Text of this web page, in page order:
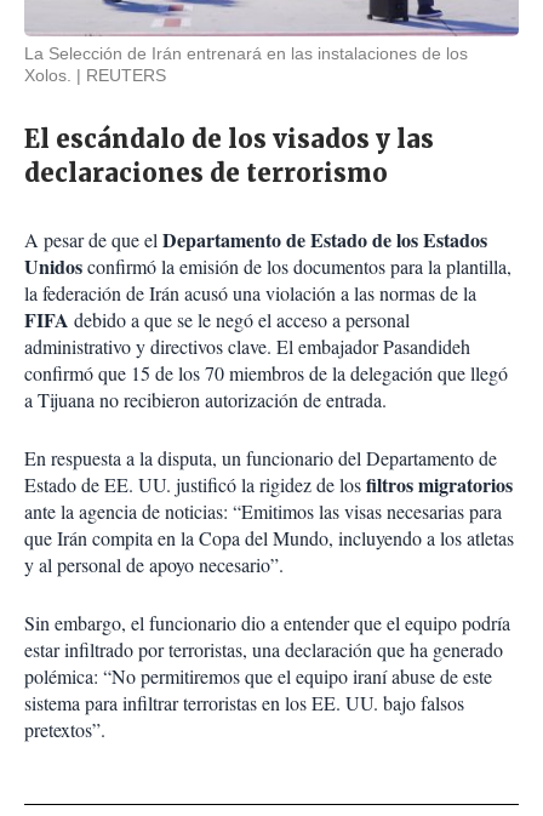
La Selección de Irán entrenará en las instalaciones de los
Xolos.
REUTERS
El escándalo de los visados y las
declaraciones de terrorismo
A pesar de que elDepartamento de Estado de los Estados
Unidosconfirmó la emisión de los documentos para la plantilla,
la federación de Irán acusó una violación a las normas de la
FIFA debido a que se le negó el acceso a personal
administrativo y directivos clave. El embajador Pasandideh
confirmó que 15 de los 70 miembros de la delegación que llegó
a Tijuana no recibieron autorización de entrada.
En respuesta a la disputa, un funcionario del Departamento de
Estado de EE. UU. justificó la rigidez de losfiltros migratorios
ante la agencia de noticias: “Emitimos las visas necesarias para
que Irán compita en la Copa del Mundo, incluyendo a los atletas
y al personal de apoyo necesario”.
Sin embargo, el funcionario dio a entender que el equipo podría
estar infiltrado por terroristas, una declaración que ha generado
polémica: “No permitiremos que el equipo iraní abuse de este
sistema para infiltrar terroristas en los EE. UU. bajo falsos
pretextos”.